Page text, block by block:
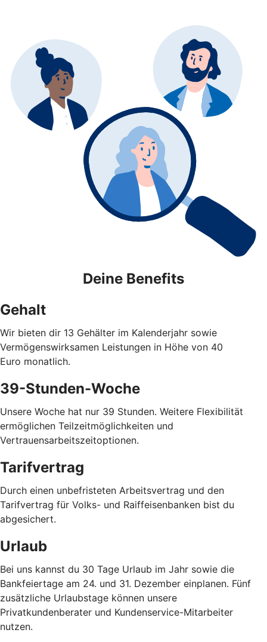
Deine Benefits
Gehalt
Wir bieten dir 13 Gehälter im Kalenderjahr sowie
Vermögenswirksamen Leistungen in Höhe von 40
Euro monatlich.
39-Stunden-Woche
Unsere Woche hat nur 39 Stunden. Weitere Flexibilität
ermöglichen Teilzeitmöglichkeiten und
Vertrauensarbeitszeitoptionen.
Tarifvertrag
Durch einen unbefristeten Arbeitsvertrag und den
Tarifvertrag für Volks- und Raiffeisenbanken bist du
abgesichert.
Urlaub
Bei uns kannst du 30 Tage Urlaub im Jahr sowie die
Bankfeiertage am 24. und 31. Dezember einplanen. Fünf
zusätzliche Urlaubstage können unsere
Privatkundenberater und Kundenservice-Mitarbeiter
nutzen.